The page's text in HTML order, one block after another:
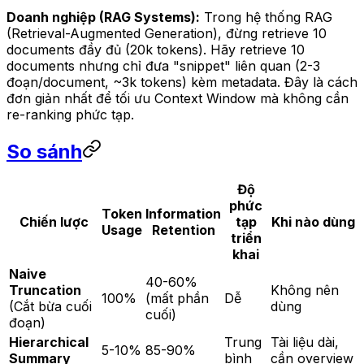
Doanh nghiệp (RAG Systems): Trong hệ thống RAG
(Retrieval-Augmented Generation), đừng retrieve 10
documents đầy đủ (20k tokens). Hãy retrieve 10
documents nhưng chỉ đưa "snippet" liên quan (2-3
đoạn/document, ~3k tokens) kèm metadata. Đây là cách
đơn giản nhất để tối ưu Context Window mà không cần
re-ranking phức tạp.
So sánh
Chiến lược
Token
Usage
Information
Retention
Độ
phức
tạp
triển
khai
Khi nào dùng
Naive
Truncation
(Cắt bừa cuối
đoạn)
100%
40-60%
(mất phần
cuối)
Dễ
Không nên
dùng
Hierarchical
Summary
5-10% 85-90%
Trung
bình
Tài liệu dài,
cần overview